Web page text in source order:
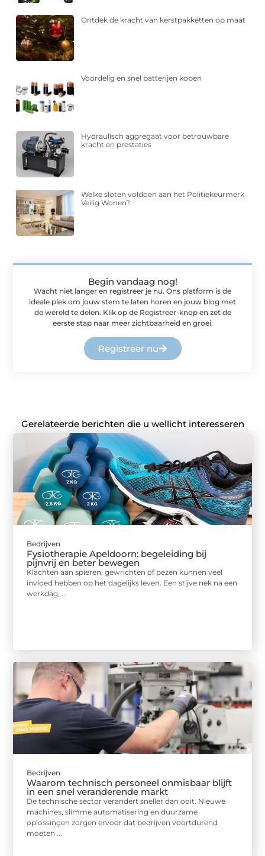
Ontdek de kracht van kerstpakketten op maat
Voordelig en snel batterijen kopen
Hydraulisch aggregaat voor betrouwbare
kracht en prestaties
Welke sloten voldoen aan het Politiekeurmerk
Veilig Wonen?
Begin vandaag nog!
Wacht niet langer en registreer je nu. Ons platform is de
ideale plek om jouw stem te laten horen en jouw blog met
de wereld te delen. Klik op de Registreer-knop en zet de
eerste stap naar meer zichtbaarheid en groei.
Registreer nu
Gerelateerde berichten die u wellicht interesseren
Bedrijven
Fysiotherapie Apeldoorn: begeleiding bij
pijnvrij en beter bewegen
Klachten aan spieren, gewrichten of pezen kunnen veel
invloed hebben op het dagelijks leven. Een stijve nek na een
werkdag, ...
Bedrijven
Waarom technisch personeel onmisbaar blijft
in een snel veranderende markt
De technische sector verandert sneller dan ooit. Nieuwe
machines, slimme automatisering en duurzame
oplossingen zorgen ervoor dat bedrijven voortdurend
moeten ...